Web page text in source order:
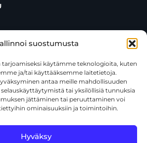
suostumusta
tarjoamiseksi käytämme teknologioita, kuten
ja/tai käyttääksemme laitetietoja.
antaa meille mahdollisuuden
tai yksilöllisiä tunnuksia
jättäminen tai peruuttaminen voi
ominaisuuksiin ja toimintoihin.
Hyväksy
käyttöehtoja.